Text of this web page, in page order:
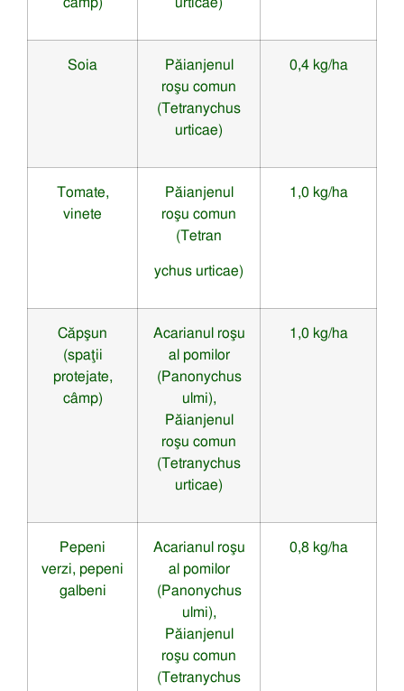
câmp) urticae)
Soia
Păianjenul
roşu comun
(Tetranychus
urticae)
0,4 kg/ha
Tomate,
vinete
Păianjenul
roşu comun
(Tetran
ychus urticae)
1,0 kg/ha
Căpşun
(spaţii
protejate,
câmp)
Acarianul roşu
al pomilor
(Panonychus
ulmi),
Păianjenul
roşu comun
(Tetranychus
urticae)
1,0 kg/ha
Pepeni
verzi, pepeni
galbeni
Acarianul roşu
al pomilor
(Panonychus
ulmi),
Păianjenul
roşu comun
(Tetranychus
0,8 kg/ha